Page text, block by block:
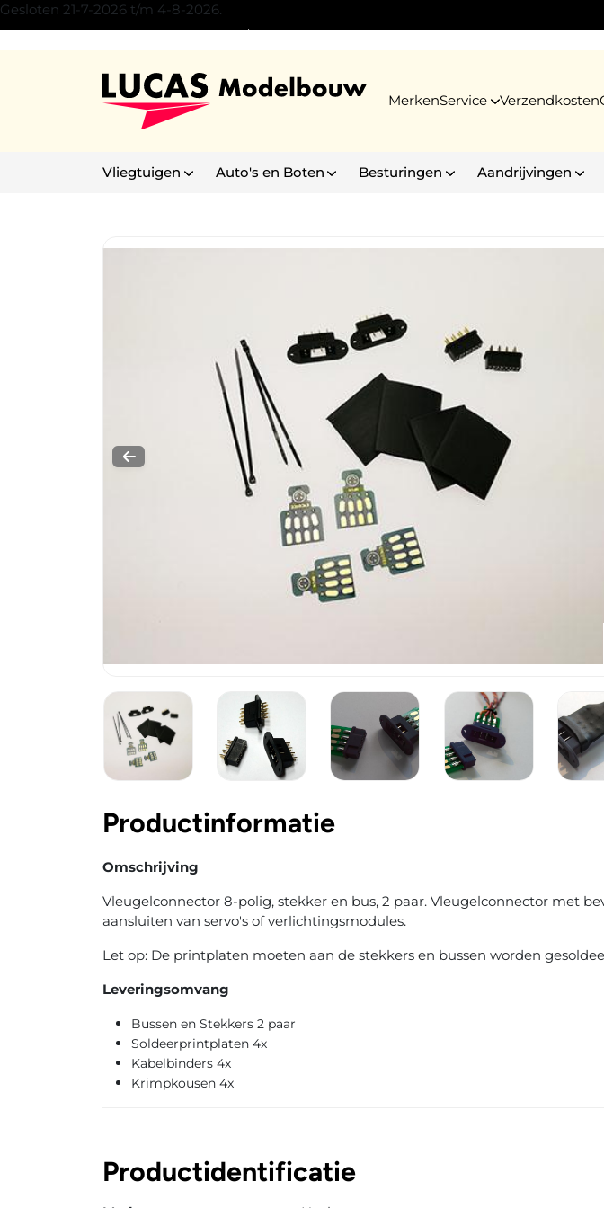
Gesloten 21-7-2026 t/m 4-8-2026.
Experience Center Son/Eindhoven
MerkenService Verzendkosten
Vliegtuigen Auto's en Boten Besturingen Aandrijvingen
Productinformatie
Omschrijving
Vleugelconnector 8-polig, stekker en bus, 2 paar. Vleugelconnector met
aansluiten van servo's of verlichtingsmodules.
Let op: De printplaten moeten aan de stekkers en bussen worden
Leveringsomvang
Bussen en Stekkers 2 paar
Soldeerprintplaten 4x
Kabelbinders 4x
Krimpkousen 4x
Productidentificatie